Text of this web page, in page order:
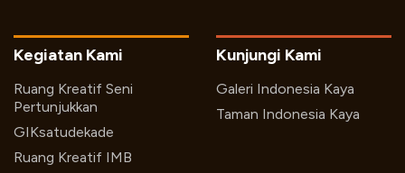
Kegiatan Kami
Ruang Kreatif Seni
Pertunjukkan
GIKsatudekade
Ruang Kreatif IMB
Kunjungi Kami
Galeri Indonesia Kaya
Taman Indonesia Kaya